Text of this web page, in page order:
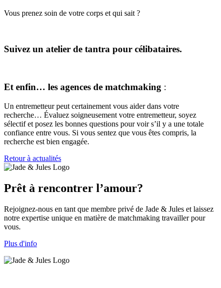
Vous prenez soin de votre corps et qui sait ?
Suivez un atelier de tantra pour célibataires.
Et enfin… les agences de matchmaking :
Un entremetteur peut certainement vous aider dans votre
recherche… Évaluez soigneusement votre entremetteur, soyez
sélectif et posez les bonnes questions pour voir s’il y a une totale
confiance entre vous. Si vous sentez que vous êtes compris, la
recherche est bien engagée.
Retour à actualités
Prêt à rencontrer l’amour?
Rejoignez-nous en tant que membre privé de Jade & Jules et laissez
notre expertise unique en matière de matchmaking travailler pour
vous.
Plus d'info